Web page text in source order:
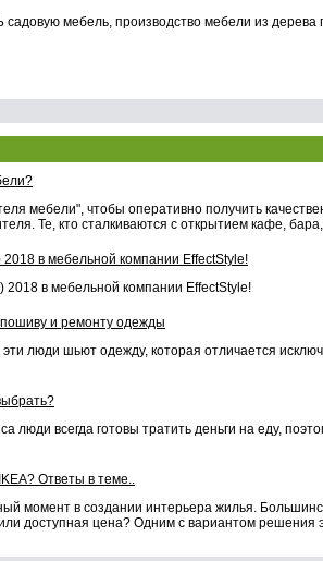
мебель, производство мебели из
мебели", чтобы оперативно получить
Те, кто сталкиваются с открытием кафе,
в мебельной компании EffectStyle!
2018 в мебельной компании EffectStyle!
пошиву и ремонту одежды
люди шьют одежду, которая отличается
люди всегда готовы тратить деньги на еду,
Ответы в теме..
момент в создании интерьера жилья.
доступная цена? Одним с вариантом